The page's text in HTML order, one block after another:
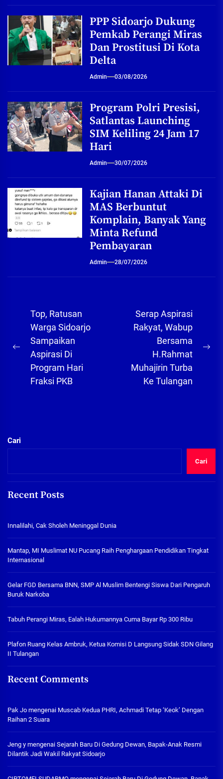
PPP Sidoarjo Dukung
Pemkab Perangi Miras
Dan Prostitusi Di Kota
Delta
Admin 03/08/2026
Program Polri Presisi,
Satlantas Launching
SIM Keliling 24 Jam 17
Hari
Admin 30/07/2026
Kajian Hanan Attaki Di
MAS Berbuntut
Komplain, Banyak Yang
Minta Refund
Pembayaran
Admin 28/07/2026
Navigasi
pos
Previous
post:
Top, Ratusan
Warga Sidoarjo
Sampaikan
Aspirasi Di
Program Hari
Fraksi PKB
Serap Aspirasi
Rakyat, Wabup
Bersama
H.Rahmat
Muhajirin Turba
Ke Tulangan
Cari
Cari
Recent Posts
Innalilahi, Cak Sholeh Meninggal Dunia
Mantap, MI Muslimat NU Pucang Raih Penghargaan Pendidikan Tingkat
Internasional
Gelar FGD Bersama BNN, SMP Al Muslim Bentengi Siswa Dari Pengaruh
Buruk Narkoba
Tabuh Perangi Miras, Ealah Hukumannya Cuma Bayar Rp 300 Ribu
Plafon Ruang Kelas Ambruk, Ketua Komisi D Langsung Sidak SDN Gilang
II Tulangan
Recent Comments
Pak Jo mengenai Muscab Kedua PHRI, Achmadi Tetap ‘Keok’ Dengan
Raihan 2 Suara
Jeng y mengenai Sejarah Baru Di Gedung Dewan, Bapak-Anak Resmi
Dilantik Jadi Wakil Rakyat Sidoarjo